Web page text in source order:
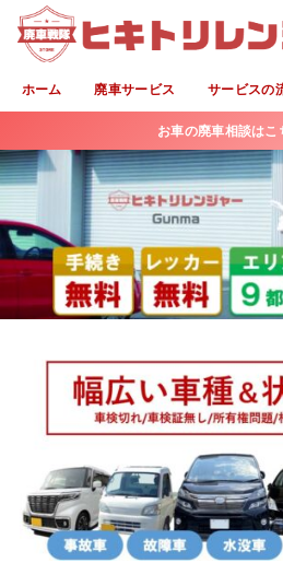
ホーム 廃車サービス サービスの
お車の廃車相談はこ